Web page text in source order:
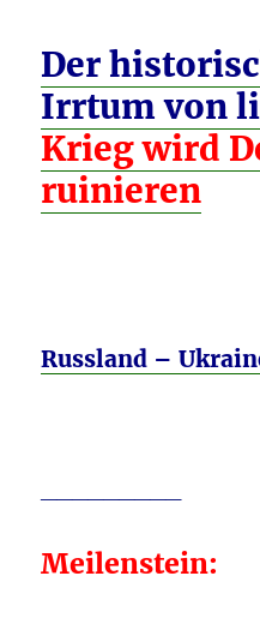
Der
Irrtum von
Krieg wird
ruinieren
Russland –
Meilenstein: